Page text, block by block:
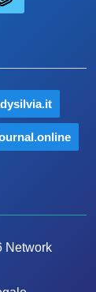
Network